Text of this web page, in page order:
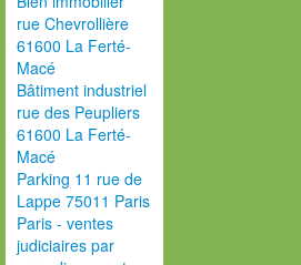
rue Chevrollière
61600 La Ferté-
Macé
Bâtiment industriel
rue des Peupliers
61600 La Ferté-
Macé
Parking 11 rue de
Lappe 75011 Paris
Paris - ventes
judiciaires par